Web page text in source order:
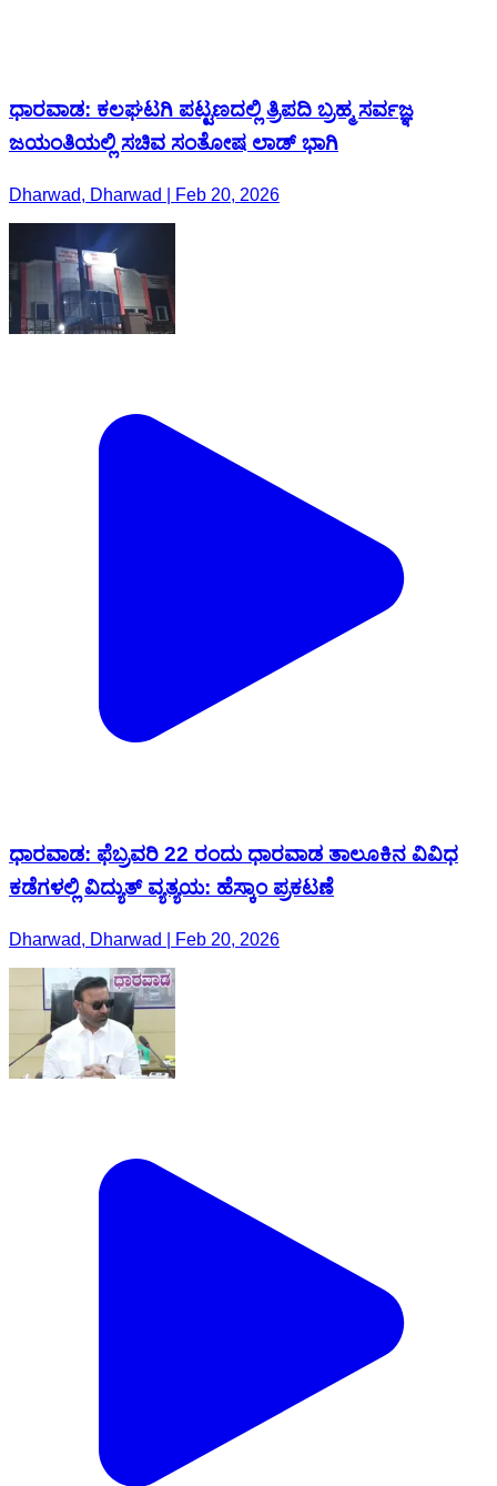
ಧಾರವಾಡ: ಕಲಘಟಗಿ ಪಟ್ಟಣದಲ್ಲಿ ತ್ರಿಪದಿ ಬ್ರಹ್ಮ ಸರ್ವಜ್ಞ
ಜಯಂತಿಯಲ್ಲಿ ಸಚಿವ ಸಂತೋಷ ಲಾಡ್ ಭಾಗಿ
Dharwad, Dharwad | Feb 20, 2026
ಧಾರವಾಡ: ಫೆಬ್ರವರಿ 22 ರಂದು ಧಾರವಾಡ ತಾಲೂಕಿನ ವಿವಿಧ
ಕಡೆಗಳಲ್ಲಿ ವಿದ್ಯುತ್ ವ್ಯತ್ಯಯ: ಹೆಸ್ಕಾಂ ಪ್ರಕಟಣೆ
Dharwad, Dharwad | Feb 20, 2026